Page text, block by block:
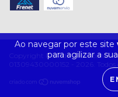
Ao navegar por este site
para agilizar a
Copyright R&R de São Vicente
01309430000152 - 2026. Todos